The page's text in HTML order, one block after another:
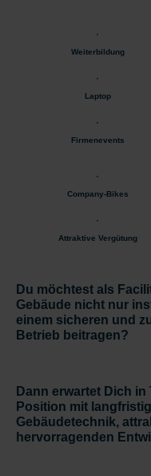
Weiterbildung
Laptop
Firmenevents
Company-Bikes
Attraktive Vergütung
Du möchtest als
Gebäude nicht nur
einem sicheren und
Betrieb beitragen?
Dann erwartet Dich
Position mit
Gebäudetechnik,
hervorragenden